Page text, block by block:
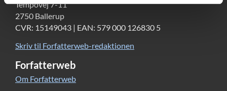
Tempovej 7-11
2750 Ballerup
CVR: 15149043 | EAN: 579 000 126830 5
Skriv til Forfatterweb-redaktionen
Forfatterweb
Om Forfatterweb